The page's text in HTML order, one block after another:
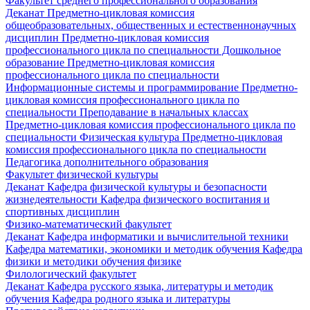
Деканат Предметно-цикловая комиссия
общеобразовательных, общественных и естественнонаучных
дисциплин Предметно-цикловая комиссия
профессионального цикла по специальности Дошкольное
образование Предметно-цикловая комиссия
профессионального цикла по специальности
Информационные системы и программирование Предметно-
цикловая комиссия профессионального цикла по
специальности Преподавание в начальных классах
Предметно-цикловая комиссия профессионального цикла по
специальности Физическая культура Предметно-цикловая
комиссия профессионального цикла по специальности
Педагогика дополнительного образования
Факультет физической культуры
Деканат Кафедра физической культуры и безопасности
жизнедеятельности Кафедра физического воспитания и
спортивных дисциплин
Физико-математический факультет
Деканат Кафедра информатики и вычислительной техники
Кафедра математики, экономики и методик обучения Кафедра
физики и методики обучения физике
Филологический факультет
Деканат Кафедра русского языка, литературы и методик
обучения Кафедра родного языка и литературы